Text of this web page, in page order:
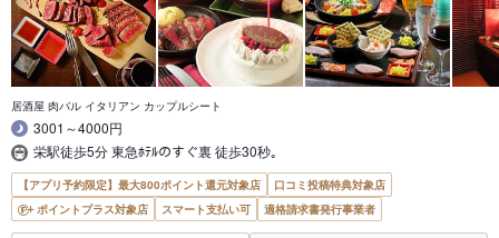
居酒屋 肉バル イタリアン カップルシート
3001～4000円
栄駅徒歩5分 東急ﾎﾃﾙのすぐ裏 徒歩30秒｡
【アプリ予約限定】最大800ポイント還元対象店
口コミ投稿特典対象店
ポイントプラス対象店
スマート支払い可 適格請求書発行事業者